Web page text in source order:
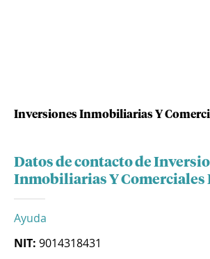
Inversiones Inmobiliarias Y
Datos de contacto de
Inmobiliarias Y Comerciales
Ayuda
NIT: 9014318431